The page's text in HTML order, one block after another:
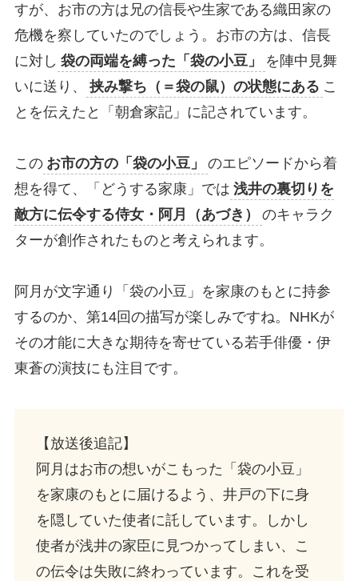
すが、お市の方は兄の信長や生家である織田家の
危機を察していたのでしょう。お市の方は、信長
に対し 袋の両端を縛った「袋の小豆」
を陣中見舞
いに送り、
挟み撃ち（＝袋の鼠）の状態にある こ
とを伝えたと「朝倉家記」に記されています。
この お市の方の「袋の小豆」
のエピソードから着
想を得て、「どうする家康」では 浅井の裏切りを
敵方に伝令する侍女・阿月（あづき）
のキャラク
ターが創作されたものと考えられます。
阿月が文字通り「袋の小豆」を家康のもとに持参
するのか、第14回の描写が楽しみですね。NHKが
その才能に大きな期待を寄せている若手俳優・伊
東蒼の演技にも注目です。
【放送後追記】
阿月はお市の想いがこもった「袋の小豆」
を家康のもとに届けるよう、井戸の下に身
を隠していた使者に託しています。しかし
使者が浅井の家臣に見つかってしまい、こ
の伝令は失敗に終わっています。これを受